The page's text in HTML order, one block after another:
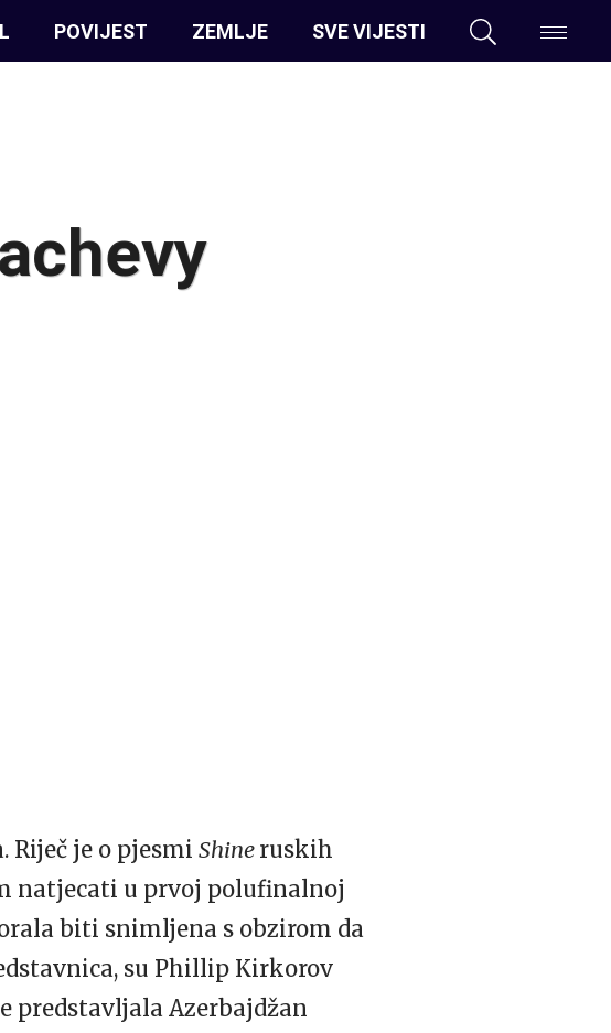
POVIJEST ZEMLJE SVE VIJESTI
Riječ je o pjesmi Shine ruskih
natjecati u prvoj polufinalnoj
biti snimljena s obzirom da
su Phillip Kirkorov
predstavljala Azerbajdžan